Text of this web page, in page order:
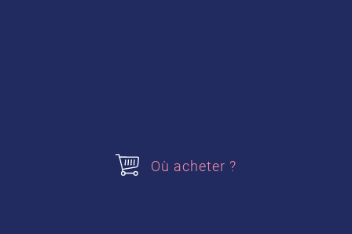
Acheter nos produits
Où acheter ?